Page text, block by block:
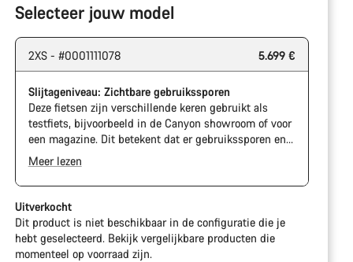
Selecteer jouw model
2XS - #0001111078 5.699 €
Slijtageniveau: Zichtbare gebruikssporen
Deze fietsen zijn verschillende keren gebruikt als
testfiets, bijvoorbeeld in de Canyon showroom of voor
een magazine. Dit betekent dat er gebruikssporen en
slijtage op de cassette en ketting zichtbaar zijn. Het
frame en de onderdelen kunnen daarnaast ook
krassen, lakbeschadigingen en kleurafwijkingen
vertonen. Alle onderdelen functioneren echter perfect.
Meer lezen
Uitverkocht
Dit product is niet beschikbaar in de configuratie die je
hebt geselecteerd. Bekijk vergelijkbare producten die
momenteel op voorraad zijn.